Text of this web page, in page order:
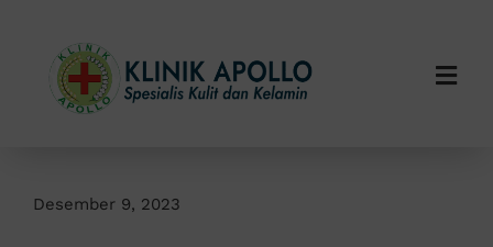
content
Desember 9, 2023